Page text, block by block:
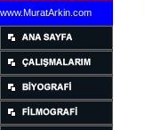
www.MuratArkin.com